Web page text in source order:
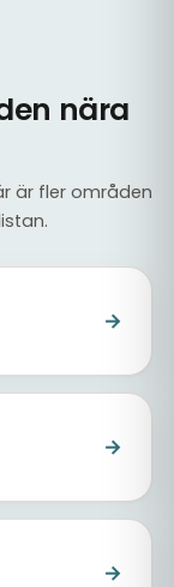
nära
är fler områden
→
→
→